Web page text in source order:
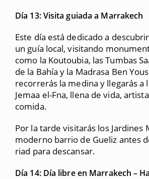
Día 13: Visita guiada a Marrakech
Este día está dedicado a
un guía local, visitando
como la Koutoubia, las Tumbas
de la Bahía y la Madrasa Ben
recorrerás la medina y llegarás a
Jemaa el-Fna, llena de vida,
comida.
Por la tarde visitarás los Jardines
moderno barrio de Gueliz antes
riad para descansar.
Día 14: Día libre en Marrakech –